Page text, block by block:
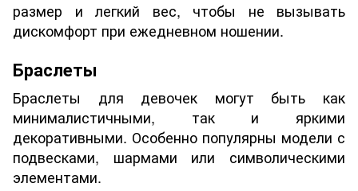
размер и легкий вес, чтобы не вызывать
дискомфорт при ежедневном ношении.
Браслеты
Браслеты для девочек могут быть как
минималистичными, так и яркими
декоративными. Особенно популярны модели с
подвесками, шармами или символическими
элементами.